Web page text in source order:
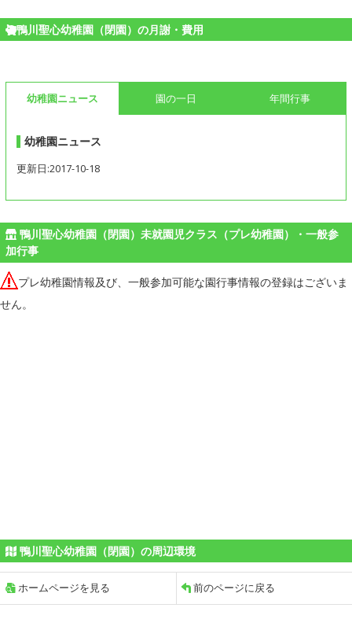
鴨川聖心幼稚園（閉園）の月謝・費用
幼稚園ニュース 園の一日 年間行事
幼稚園ニュース
更新日:2017-10-18
鴨川聖心幼稚園（閉園）未就園児クラス（プレ幼稚園）・一般参
加行事
プレ幼稚園情報及び、一般参加可能な園行事情報の登録はございま
せん。
鴨川聖心幼稚園（閉園）の周辺環境
ホームページを見る 前のページに戻る